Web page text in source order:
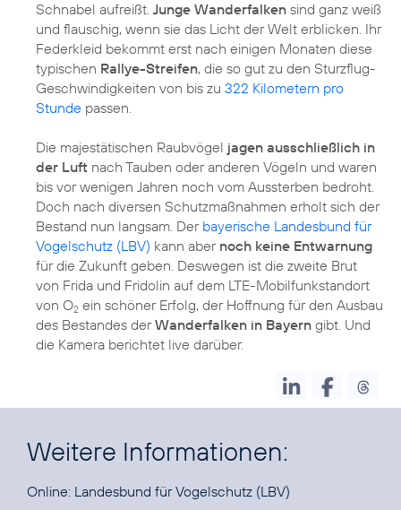
Schnabel aufreißt. Junge Wanderfalken sind ganz weiß
und flauschig, wenn sie das Licht der Welt erblicken. Ihr
Federkleid bekommt erst nach einigen Monaten diese
typischen Rallye-Streifen, die so gut zu den Sturzflug-
Geschwindigkeiten von bis zu 322 Kilometern pro
Stunde passen.
Die majestätischen Raubvögel jagen ausschließlich in
der Luft nach Tauben oder anderen Vögeln und waren
bis vor wenigen Jahren noch vom Aussterben bedroht.
Doch nach diversen Schutzmaßnahmen erholt sich der
Bestand nun langsam. Der bayerische Landesbund für
Vogelschutz (LBV) kann aber noch keine Entwarnung
für die Zukunft geben. Deswegen ist die zweite Brut
von Frida und Fridolin auf dem LTE-Mobilfunkstandort
von O2 ein schöner Erfolg, der Hoffnung für den Ausbau
des Bestandes derWanderfalken in Bayern gibt. Und
die Kamera berichtet live darüber.
Weitere Informationen:
Online: Landesbund für Vogelschutz (LBV)